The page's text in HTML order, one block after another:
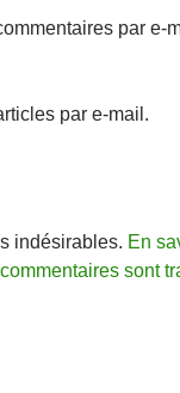
par e-
par e-mail.
indésirables. En
sont